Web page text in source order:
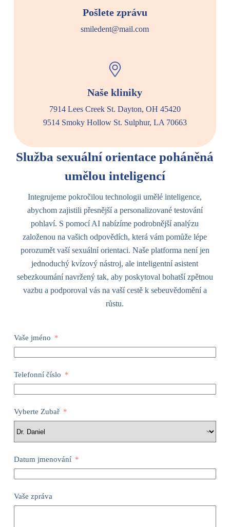
Pošlete zprávu
smiledent@mail.com
Naše kliniky
7914 Lees Creek St. Dayton, OH 45420
9514 Smoky Hollow St. Sulphur, LA 70663
Služba sexuální orientace poháněná
umělou inteligencí
Integrujeme pokročilou technologii umělé inteligence,
abychom zajistili přesnější a personalizované testování
pohlaví. S pomocí AI nabízíme podrobnější analýzu
založenou na vašich odpovědích, která vám pomůže lépe
porozumět vaší sexuální orientaci. Naše platforma není jen
jednoduchý kvízový nástroj, ale inteligentní asistent
sebezkoumání navržený tak, aby poskytoval bohatší zpětnou
vazbu a podporoval vás na vaší cestě k sebeuvědomění a
růstu.
Vaše jméno
Telefonní číslo
Vyberte Zubař
Datum jmenování
Vaše zpráva